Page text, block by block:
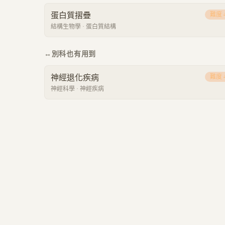
蛋白質摺疊
結構生物學 · 蛋白質結構
難度
↔ 別科也有用到
神經退化疾病
神經科學 · 神經疾病
難度